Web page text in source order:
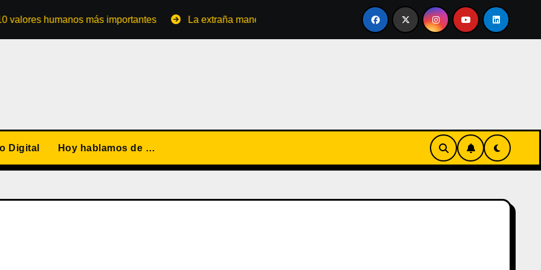
humanos más importantes La extraña manera de convertirse en familia El primer tour de la India Chiquitina
Digital Hoy hablamos de …